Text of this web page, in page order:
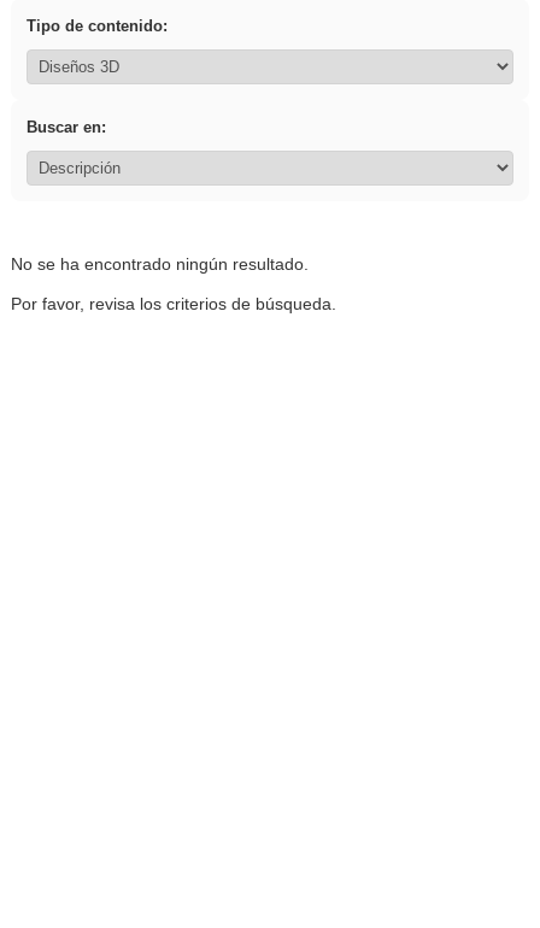
Tipo de contenido:
Buscar en:
No se ha encontrado ningún resultado.
Por favor, revisa los criterios de búsqueda.